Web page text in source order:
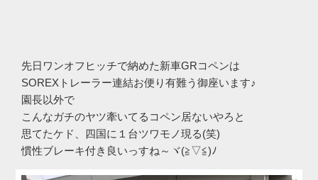
先日ワンオフヒッチで納めた新車GRコペンは
SOREXトレーラー連結お便り有難う御座います♪
園長以外で
こんなガチのヤツ牽いてるコペン居ないやろと
思てたケド、四国に１台ツワモノ現る(笑)
慣性ブレーキ付き良いっすね～ヾ(≧▽≦)ﾉ